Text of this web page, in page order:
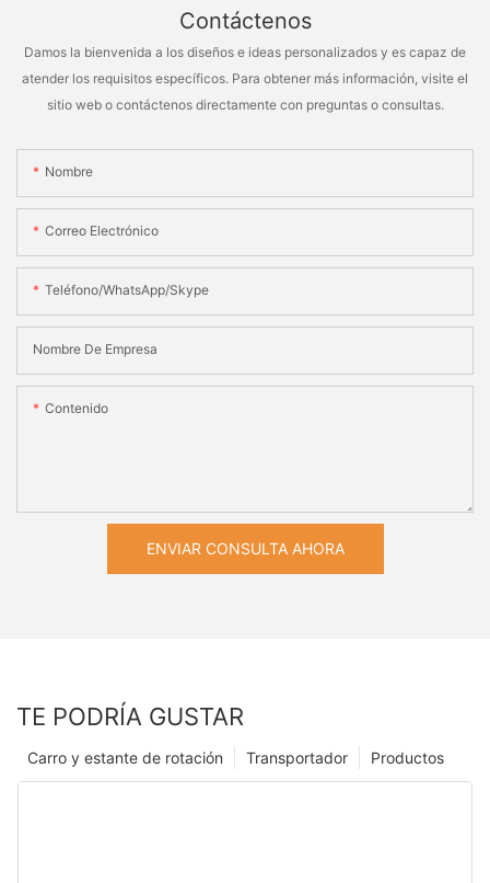
Contáctenos
Damos la bienvenida a los diseños e ideas personalizados y es capaz de
atender los requisitos específicos. Para obtener más información, visite el
sitio web o contáctenos directamente con preguntas o consultas.
Nombre
Correo Electrónico
Teléfono/WhatsApp/Skype
Nombre De Empresa
Contenido
ENVIAR CONSULTA AHORA
TE PODRÍA GUSTAR
Productos
Transportador
Carro y estante de rotación